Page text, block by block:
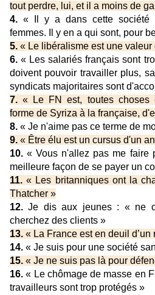
tout perdre, lui, et il a moins de
4. « Il y a dans cette société
femmes. Il y en a qui sont, pour
5. « Le libéralisme est une valeur
6. « Les salariés français sont
doivent pouvoir travailler plus,
syndicats majoritaires sont
7. « Le FN est, toutes choses
forme de Syriza à la française,
8. « Je n'aime pas ce terme de
9. « Être élu est un cursus d'un
10. « Vous n'allez pas me faire
meilleure façon de se payer un
11. « Les britanniques ont la
Thatcher »
12. Je dis aux jeunes : « ne
cherchez des clients »
13. « La France est en deuil d’un
14. « Je suis pour une société
15. « Je ne suis pas là pour
16. « Le chômage de masse en
travailleurs sont trop protégés »